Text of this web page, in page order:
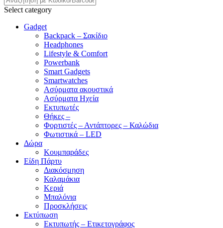
Select category
Gadget
Backpack – Σακίδιο
Headphones
Lifestyle & Comfort
Powerbank
Smart Gadgets
Smartwatches
Ασύρματα ακουστικά
Ασύρματα Ηχεία
Εκτυπωτές
Θήκες –
Φορτιστές – Αντάπτορες – Καλώδια
Φωτιστικά – LED
Δώρα
Κουμπαράδες
Είδη Πάρτυ
Διακόσμηση
Καλαμάκια
Κεριά
Μπαλόνια
Προσκλήσεις
Εκτύπωση
Εκτυπωτής – Ετικετογράφος